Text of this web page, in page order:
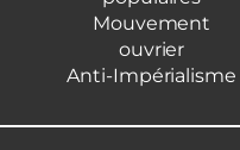
Mouvement
ouvrier
Anti-Impérialisme